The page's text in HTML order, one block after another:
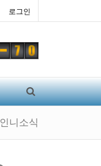
로그인
인니소식